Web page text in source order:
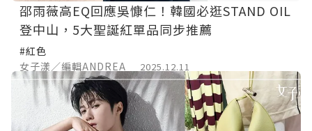
邵雨薇高EQ回應吳慷仁！韓國必逛STAND OIL
登中山，5大聖誕紅單品同步推薦
#紅色
女子漾／編輯ANDREA
2025.12.11